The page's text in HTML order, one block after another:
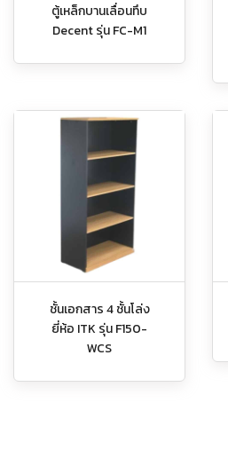
ตู้เหล็กบานเลื่อนทึบ
Decent รุ่น FC-M1
ชั้นเอกสาร 4 ชั้นโล่ง
ยี่ห้อ ITK รุ่น F150-
WCS